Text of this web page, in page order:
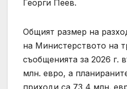
Георги Пеев.
Общият размер на
на Министерството на
съобщенията за 2026 г.
млн. евро, а
приходи са 73,4 млн.